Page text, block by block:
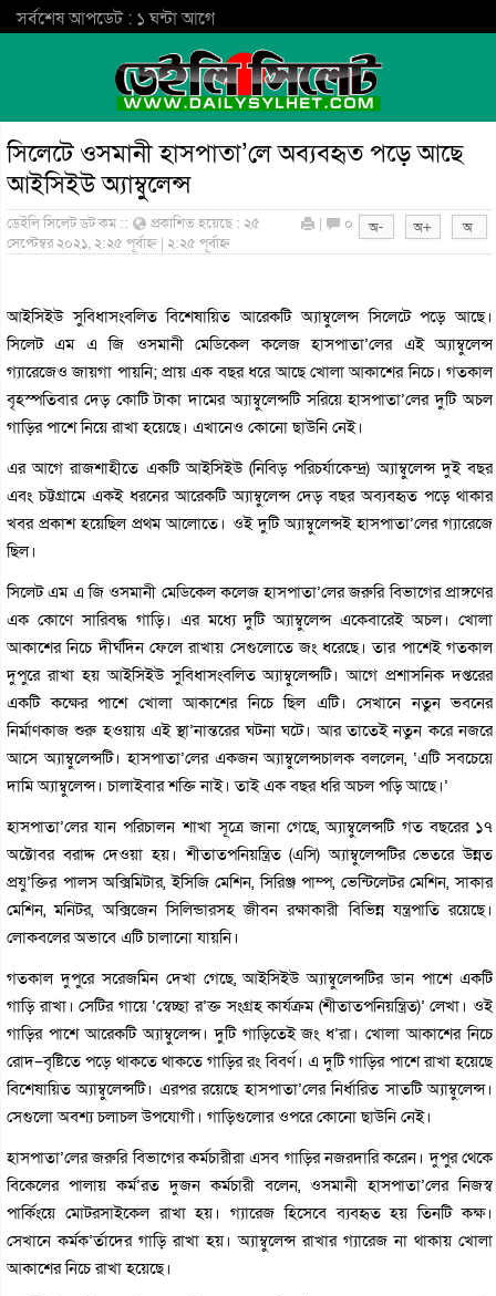
সর্বশেষ আপডেট : ১ ঘন্টা আগে
সিলেটে ওসমানী হাসপাতা’লে অব্যবহৃত পড়ে আছে
আইসিইউ অ্যাম্বুলেন্স
ডেইলি সিলেট ডট কম ::
প্রকাশিত হয়েছে : ২৫
সেপ্টেম্বর ২০২১, ২:২৫ পূর্বাহ্ন | ২:২৫ পূর্বাহ্ন
| ০
আইসিইউ সুবিধাসংবলিত বিশেষায়িত আরেকটি অ্যাম্বুলেন্স সিলেটে পড়ে আছে।
সিলেট এম এ জি ওসমানী মেডিকেল কলেজ হাসপাতা’লের এই অ্যাম্বুলেন্স
গ্যারেজেও জায়গা পায়নি; প্রায় এক বছর ধরে আছে খোলা আকাশের নিচে। গতকাল
বৃহস্পতিবার দেড় কোটি টাকা দামের অ্যাম্বুলেন্সটি সরিয়ে হাসপাতা’লের দুটি অচল
গাড়ির পাশে নিয়ে রাখা হয়েছে। এখানেও কোনো ছাউনি নেই।
এর আগে রাজশাহীতে একটি আইসিইউ (নিবিড় পরিচর্যাকেন্দ্র) অ্যাম্বুলেন্স দুই বছর
এবং চট্টগ্রামে একই ধরনের আরেকটি অ্যাম্বুলেন্স দেড় বছর অব্যবহৃত পড়ে থাকার
খবর প্রকাশ হয়েছিল প্রথম আলোতে। ওই দুটি অ্যাম্বুলেন্সই হাসপাতা’লের গ্যারেজে
ছিল।
সিলেট এম এ জি ওসমানী মেডিকেল কলেজ হাসপাতা’লের জরুরি বিভাগের প্রাঙ্গণের
এক কোণে সারিবদ্ধ গাড়ি। এর মধ্যে দুটি অ্যাম্বুলেন্স একেবারেই অচল। খোলা
আকাশের নিচে দীর্ঘদিন ফেলে রাখায় সেগুলোতে জং ধরেছে। তার পাশেই গতকাল
দুপুরে রাখা হয় আইসিইউ সুবিধাসংবলিত অ্যাম্বুলেন্সটি। আগে প্রশাসনিক দপ্তরের
একটি কক্ষের পাশে খোলা আকাশের নিচে ছিল এটি। সেখানে নতুন ভবনের
নির্মাণকাজ শুরু হওয়ায় এই স্থা’নান্তরের ঘটনা ঘটে। আর তাতেই নতুন করে নজরে
আসে অ্যাম্বুলেন্সটি। হাসপাতা’লের একজন অ্যাম্বুলেন্সচালক বললেন, ‘এটি সবচেয়ে
দামি অ্যাম্বুলেন্স। চালাইবার শক্তি নাই। তাই এক বছর ধরি অচল পড়ি আছে।’
হাসপাতা’লের যান পরিচালন শাখা সূত্রে জানা গেছে, অ্যাম্বুলেন্সটি গত বছরের ১৭
অক্টোবর বরাদ্দ দেওয়া হয়। শীতাতপনিয়ন্ত্রিত (এসি) অ্যাম্বুলেন্সটির ভেতরে উন্নত
প্রযু’ক্তির পালস অক্সিমিটার, ইসিজি মেশিন, সিরিঞ্জ পাম্প, ভেন্টিলেটর মেশিন, সাকার
মেশিন, মনিটর, অক্সিজেন সিলিন্ডারসহ জীবন রক্ষাকারী বিভিন্ন যন্ত্রপাতি রয়েছে।
লোকবলের অভাবে এটি চালানো যায়নি।
গতকাল দুপুরে সরেজমিন দেখা গেছে, আইসিইউ অ্যাম্বুলেন্সটির ডান পাশে একটি
গাড়ি রাখা। সেটির গায়ে ‘স্বেচ্ছা র’ক্ত সংগ্রহ কার্যক্রম (শীতাতপনিয়ন্ত্রিত)’ লেখা। ওই
গাড়ির পাশে আরেকটি অ্যাম্বুলেন্স। দুটি গাড়িতেই জং ধ’রা। খোলা আকাশের নিচে
রোদ–বৃষ্টিতে পড়ে থাকতে থাকতে গাড়ির রং বিবর্ণ। এ দুটি গাড়ির পাশে রাখা হয়েছে
বিশেষায়িত অ্যাম্বুলেন্সটি। এরপর রয়েছে হাসপাতা’লের নির্ধারিত সাতটি অ্যাম্বুলেন্স।
সেগুলো অবশ্য চলাচল উপযোগী। গাড়িগুলোর ওপরে কোনো ছাউনি নেই।
হাসপাতা’লের জরুরি বিভাগের কর্মচারীরা এসব গাড়ির নজরদারি করেন। দুপুর থেকে
বিকেলের পালায় কর্ম’রত দুজন কর্মচারী বলেন, ওসমানী হাসপাতা’লের নিজস্ব
পার্কিংয়ে মোটরসাইকেল রাখা হয়। গ্যারেজ হিসেবে ব্যবহৃত হয় তিনটি কক্ষ।
সেখানে কর্মক’র্তাদের গাড়ি রাখা হয়। অ্যাম্বুলেন্স রাখার গ্যারেজ না থাকায় খোলা
আকাশের নিচে রাখা হয়েছে।